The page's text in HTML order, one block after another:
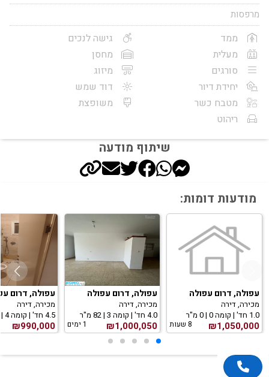
מרפסות
ממד
מעלית
סורגים
יחידת דיור
מטבח כשר
ריהוט
גישה לנכים
מחסן
מיזוג
דוד שמש
משופצת
שיתוף מודעה
מודעות דומות:
עפולה, דרום עפולה
מכירה, דירה
1.0 חד' | קומה 0 | 0 מ"ר
₪1,050,000 8 שעות
עפולה, דרום עפולה
מכירה, דירה
4.0 חד' | קומה 3 | 82 מ"ר
₪1,000,050 1 ימים
עפולה, דרום
מכירה, דירה
4.5 חד' | קומה 4 | 100 מ"ר
₪990,000